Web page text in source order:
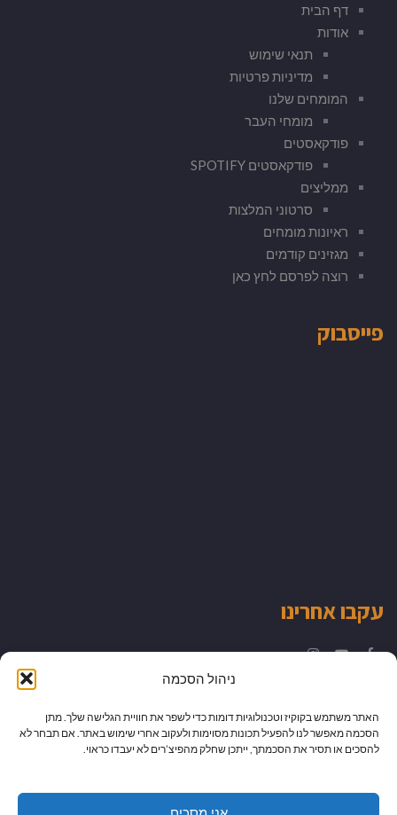
ניהול הסכמה
האתר משתמש בקוקיז וטכנולוגיות דומות כדי לשפר את חוויית הגלישה שלך. מתן
הסכמה מאפשר לנו להפעיל תכונות מסוימות ולעקוב אחרי שימוש באתר. אם תבחר לא
להסכים או תסיר את הסכמתך, ייתכן שחלק מהפיצ’רים לא יעבדו כראוי.
דף הבית
אודות
תנאי שימוש
מדיניות פרטיות
המומחים שלנו
מומחי העבר
פודקאסטים
פודקאסטים SPOTIFY
ממליצים
סרטוני המלצות
ראיונות מומחים
מגזינים קודמים
רוצה לפרסם לחץ כאן
פייסבוק
עקבו אחרינו